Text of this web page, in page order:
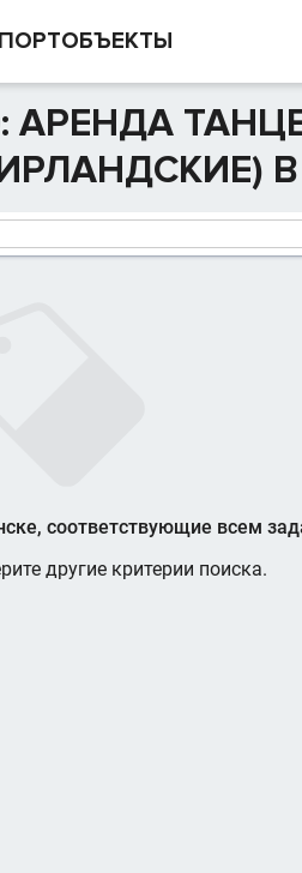
АРЕНДА
соответствующие всем
другие критерии поиска.